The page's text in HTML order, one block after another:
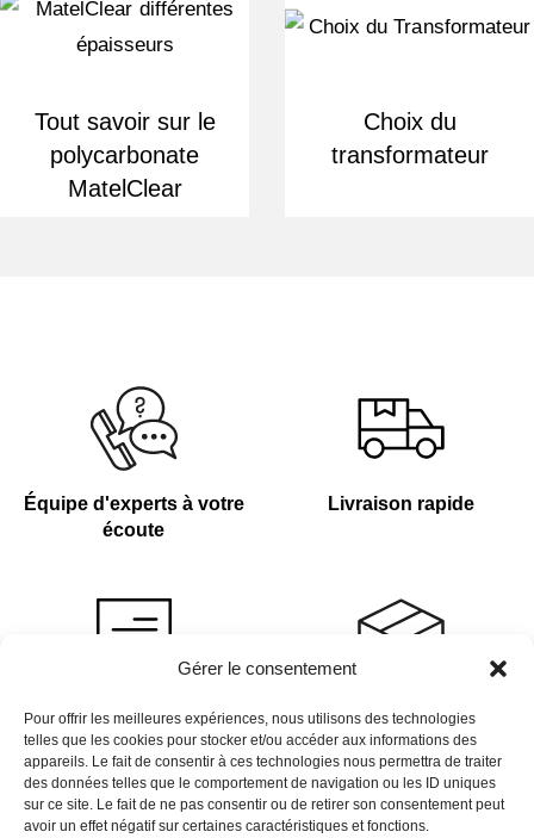
Gérer le consentement
Pour offrir les meilleures expériences, nous utilisons des technologies
telles que les cookies pour stocker et/ou accéder aux informations des
appareils. Le fait de consentir à ces technologies nous permettra de traiter
des données telles que le comportement de navigation ou les ID uniques
sur ce site. Le fait de ne pas consentir ou de retirer son consentement peut
avoir un effet négatif sur certaines caractéristiques et fonctions.
Tout savoir sur le
polycarbonate
MatelClear
Choix du
transformateur
Équipe d'experts à votre
écoute
Livraison rapide
Devis sur demande
Plus de 4 000 références
en stock